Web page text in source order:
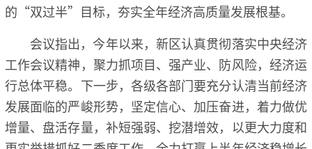
的“双过半”目标，夯实全年经济高质量发展根基。
会议指出，今年以来，新区认真贯彻落实中央经济
工作会议精神，聚力抓项目、强产业、防风险，经济运
行总体平稳。下一步，各级各部门要充分认清当前经济
发展面临的严峻形势，坚定信心、加压奋进，着力做优
增量、盘活存量，补短强弱、挖潜增效，以更大力度和